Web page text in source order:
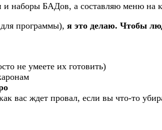
и наборы БАДов, а составляю меню на
программы), я это делаю. Чтобы
не умеете их готовить)
вас ждет провал, если вы что-то